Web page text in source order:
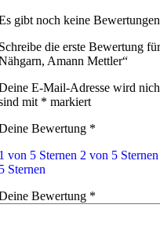
gibt noch keine
die erste Bewertung
Amann Mettler“
E-Mail-Adresse wird
mit * markiert
Bewertung *
von 5 Sternen 2 von 5 Sternen
Sternen
Bewertung *